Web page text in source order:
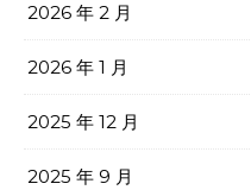
2026 年 2 月
2026 年 1 月
2025 年 12 月
2025 年 9 月